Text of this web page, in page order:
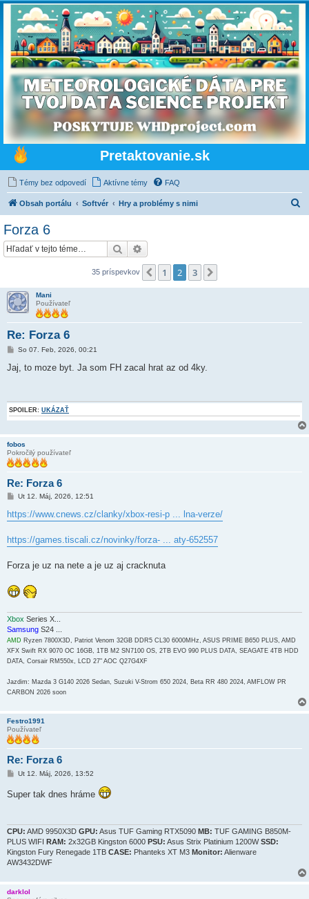
Pretaktovanie.sk
Témy bez odpovedí Aktívne témy FAQ
Obsah portálu Softvér Hry a problémy s nimi
Forza 6
Hľadať
35 príspevkov Predchádzajúci
1 2 3
Mani
Používateľ
Re: Forza 6
P
í
s
o
k
So 07. Feb, 2026, 00:21
Jaj, to moze byt. Ja som FH zacal hrat az od 4ky.
SPOILER: UKÁZAŤ
fobos
Pokročilý používateľ
Re: Forza 6
P
í
s
e
v
k
Ut 12. Máj, 2026, 12:51
https://www.cnews.cz/clanky/xbox-resi-p ... lna-verze/
https://games.tiscali.cz/novinky/forza- ... aty-652557
Forza je uz na nete a je uz aj cracknuta
Xbox Series X...
Samsung S24 ...
AMD Ryzen 7800X3D, Patriot Venom 32GB DDR5 CL30 6000MHz, ASUS PRIME B650 PLUS, AMD
XFX Swift RX 9070 OC 16GB, 1TB M2 SN7100 OS, 2TB EVO 990 PLUS DATA, SEAGATE 4TB HDD
DATA, Corsair RM550x, LCD 27" AOC Q27G4XF
Jazdim: Mazda 3 G140 2026 Sedan, Suzuki V-Strom 650 2024, Beta RR 480 2024, AMFLOW PR
CARBON 2026 soon
Festro1991
Používateľ
Re: Forza 6
P
s
o
k
Ut 12. Máj, 2026, 13:52
Super tak dnes hráme
CPU: AMD 9950X3D GPU: Asus TUF Gaming RTX5090 MB: TUF GAMING B850M-
PLUS WIFI
RAM: 2x32GB Kingston 6000 PSU: Asus Strix Platinium 1200WSSD:
Kingston Fury Renegade 1TB CASE: Phanteks XT M3 Monitor: Alienware
AW3432DWF
darklol